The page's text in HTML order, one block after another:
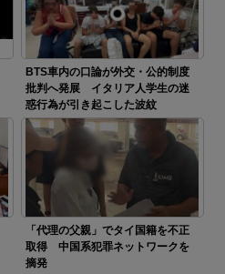
BTS車内の口論が外交・公的制度
批判へ発展 イタリア人学生の迷
惑行為が引き起こした波紋
「代理の父親」でタイ国籍を不正
取得 中国系犯罪ネットワークを
摘発